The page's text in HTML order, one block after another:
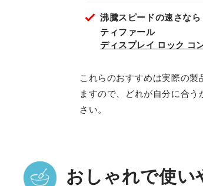
沸騰スピードの速さなら
ティファール
ディスプレイ ロック コ
これらのおすすめは実際の
ますので、どれが自分に合
さい。
おしゃれで使い